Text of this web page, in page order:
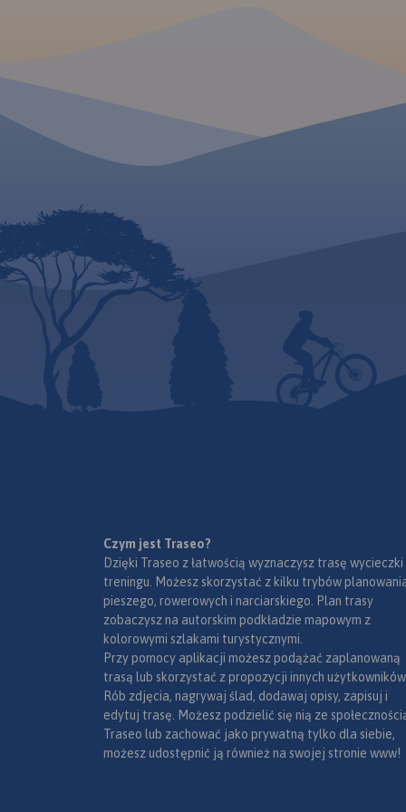
wydawnictwo to ogólna mapa
poglądowa rozległego
obszaru, jakim są Warmia i
Mazury. Dedykowana jest
Przedstawiono na niej aktualną
sieć dróg, wybraną bazę
noclegową oraz propozycje
najciekawszych atrakcji
regionu. Wśród nich znajdują
się: zamki, pałace, kościoły,
muzea, zabytki techniki,
obiekty militarne, cuda
przyrody, wyróżniające się
miejsca widokowe i
panoramy. Mapę offline można
Czym jest Traseo?
Dzięki Traseo z łatwością wyznaczysz trasę wycieczki
treningu. Możesz skorzystać z kilku trybów
pieszego, rowerowych i narciarskiego. Plan trasy
zobaczysz na autorskim podkładzie mapowym z
kolorowymi szlakami turystycznymi.
Przy pomocy aplikacji możesz podążać zaplanowaną
trasą lub skorzystać z propozycji innych użytkowników.
Rób zdjęcia, nagrywaj ślad, dodawaj opisy, zapisuj i
edytuj trasę. Możesz podzielić się nią ze
Traseo lub zachować jako prywatną tylko dla siebie,
możesz udostępnić ją również na swojej stronie www!